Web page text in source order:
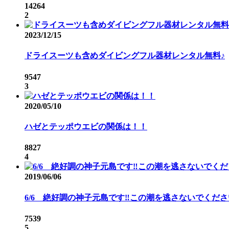
14264
2
2023/12/15
ドライスーツも含めダイビングフル器材レンタル無料♪
9547
3
2020/05/10
ハゼとテッポウエビの関係は！！
8827
4
2019/06/06
6/6 絶好調の神子元島です‼️この潮を逃さないでくだ
7539